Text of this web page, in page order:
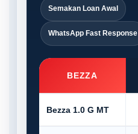
Semakan Loan Awal
WhatsApp Fast Response
BEZZA
Bezza 1.0 G MT